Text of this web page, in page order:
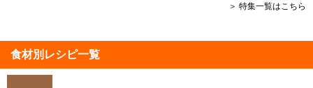
＞ 特集一覧はこちら
食材別レシピ一覧